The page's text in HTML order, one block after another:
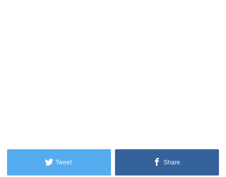
Tweet Share